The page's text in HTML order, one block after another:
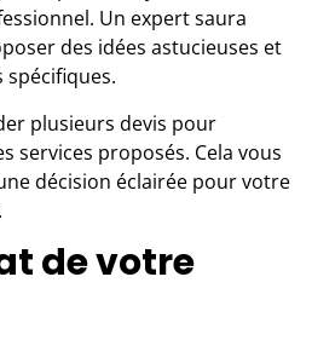
Un expert saura
des idées astucieuses et
spécifiques.
plusieurs devis pour
services proposés. Cela vous
décision éclairée pour votre
de votre